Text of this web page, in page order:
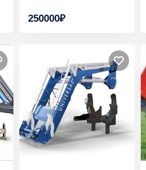
250000₽